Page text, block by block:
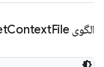
الگوی get ContextFile